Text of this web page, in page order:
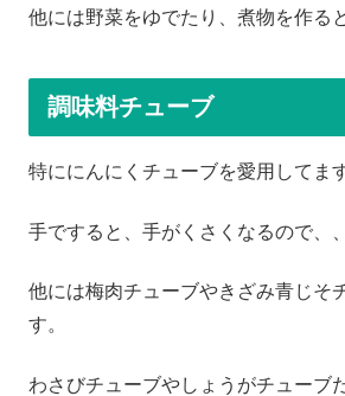
他には野菜をゆでたり、煮物を作る
調味料チューブ
特ににんにくチューブを愛用してます
手ですると、手がくさくなるので、、
他には梅肉チューブやきざみ青じそ
す。
わさびチューブやしょうがチューブ